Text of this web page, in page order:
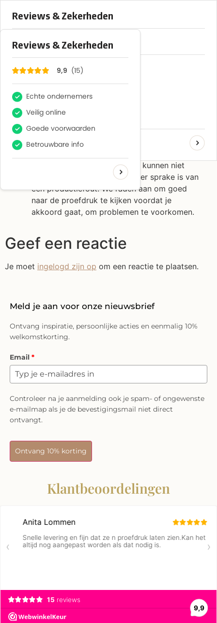
9,9
Gratis verzending vanaf €75,-
Kan ik gepersonaliseerde
producten retourneren?
A
retourneren?
Gepersonaliseerde producten kunnen niet
geretourneerd worden, tenzij er sprake is van
een productiefout. We raden aan om goed
naar de proefdruk te kijken voordat je
akkoord gaat, om problemen te voorkomen.
Geef een reactie
Je moet ingelogd zijn op om een reactie te plaatsen.
Meld je aan voor onze nieuwsbrief
Ontvang inspiratie, persoonlijke acties en eenmalig 10%
welkomstkorting.
Email *
Controleer na je aanmelding ook je spam- of ongewenste
e-mailmap als je de bevestigingsmail niet direct
ontvangt.
Ontvang 10% korting
Klantbeoordelingen